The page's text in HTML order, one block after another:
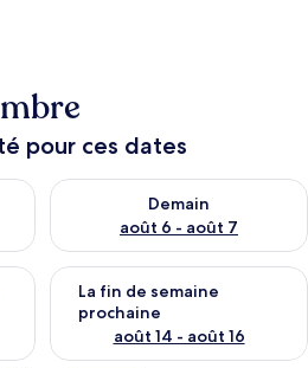
pour ces dates
ce soir août 5 - août 6
Demain
août 6 - août 7
Vérifier la disponibilité pour
cette fin de semaine août 7 -
La fin de semaine
prochaine
août 14 - août 16
Vérifier la disponibilité pour